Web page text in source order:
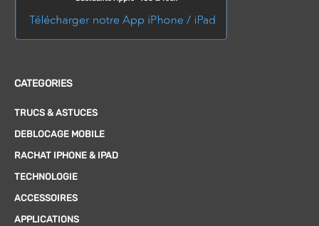
CATEGORIES
TRUCS & ASTUCES
DEBLOCAGE MOBILE
RACHAT IPHONE & IPAD
TECHNOLOGIE
ACCESSOIRES
APPLICATIONS